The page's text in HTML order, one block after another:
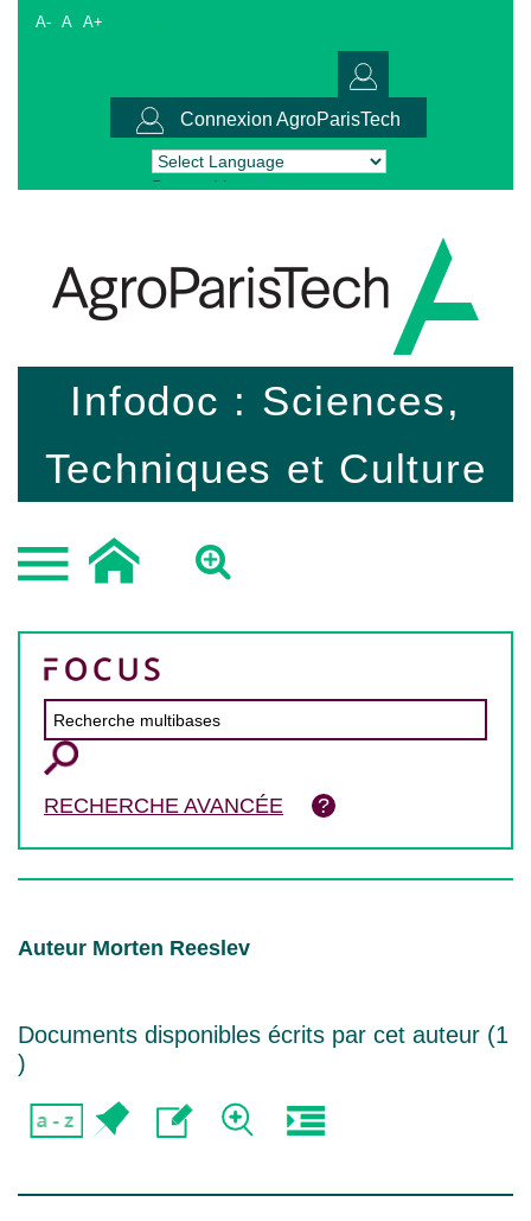
A- A A+
Connexion AgroParisTech
Powered by Translate
Infodoc : Sciences,
Techniques et Culture
RECHERCHE AVANCÉE
Auteur Morten Reeslev
Documents disponibles écrits par cet auteur (1
)